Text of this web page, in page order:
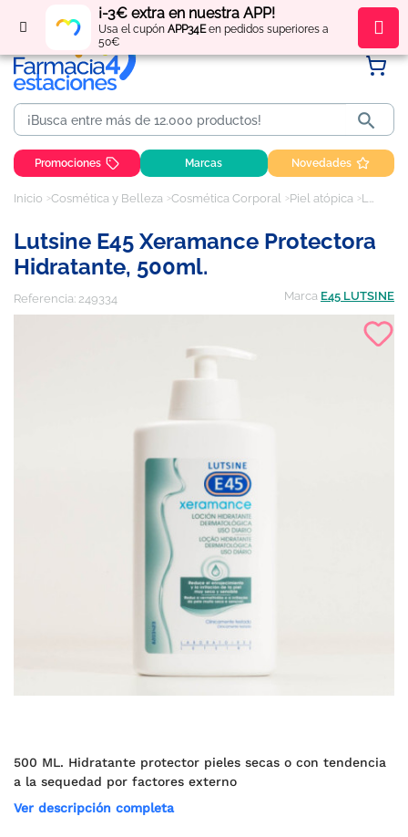
¡-3€ extra en nuestra APP!
Usa el cupón APP34Een pedidos superiores a
50€
Regístratey obténpuntos por tus compras

Promociones Marcas Novedades
Inicio Cosmética y Belleza Cosmética Corporal Piel atópica Lutsine E45 Xeramance Protectora Hidratante, 500ml.
Lutsine E45 Xeramance Protectora
Hidratante, 500ml.
Referencia: 249334 Marca E45 LUTSINE
500 ML. Hidratante protector pieles secas o con tendencia
a la sequedad por factores externo
Ver descripción completa